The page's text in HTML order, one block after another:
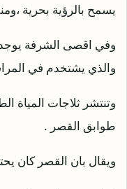
يسمح بالرؤية بحرية
وفي اقصى الشرفة
والذي يشتخدم في
وتنتشر ثلاجات المياة
طوابق القصر .
ويقال بان القصر كان